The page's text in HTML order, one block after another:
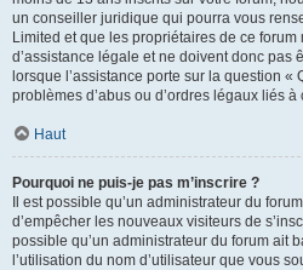
un conseiller juridique qui pourra vous
Limited et que les propriétaires de ce
d’assistance légale et ne doivent donc pas
lorsque l’assistance porte sur la question
problèmes d’abus ou d’ordres légaux liés à
Haut
Pourquoi ne puis-je pas m’inscrire ?
Il est possible qu’un administrateur du
d’empêcher les nouveaux visiteurs de
possible qu’un administrateur du forum ait
l’utilisation du nom d’utilisateur que vous